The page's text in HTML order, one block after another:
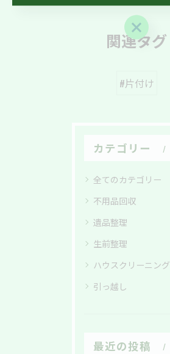
関連タグ
#片付け
カテゴリー
全てのカテゴリー
不用品回収
遺品整理
生前整理
ハウスクリーニング
引っ越し
最近の投稿
お問い合わせはこ